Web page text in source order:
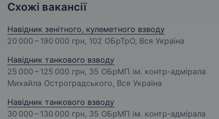
Схожі вакансії
Навідник зенітного, кулеметного взводу
20 000 – 190 000 грн, 102 ОБрТрО, Вся Україна
Навідник танкового взводу
25 000 – 125 000 грн, 35 ОБрМП ім. контр-адмірала
Михайла Остроградського, Вся Україна
Навідник танкового взводу
30 000 – 130 000 грн, 35 ОБрМП ім. контр-адмірала